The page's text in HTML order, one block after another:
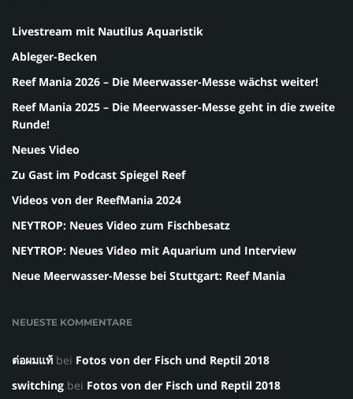
Livestream mit Nautilus Aquaristik
Ableger-Becken
Reef Mania 2026 – Die Meerwasser-Messe wächst weiter!
Reef Mania 2025 – Die Meerwasser-Messe geht in die zweite
Runde!
Neues Video
Zu Gast im Podcast Spiegel Reef
Videos von der ReefMania 2024
NEYTROP: Neues Video zum Fischbesatz
NEYTROP: Neues Video mit Aquarium und Interview
Neue Meerwasser-Messe bei Stuttgart: Reef Mania
NEUESTE KOMMENTARE
ต่อผมแท้ bei Fotos von der Fisch und Reptil 2018
switching bei Fotos von der Fisch und Reptil 2018